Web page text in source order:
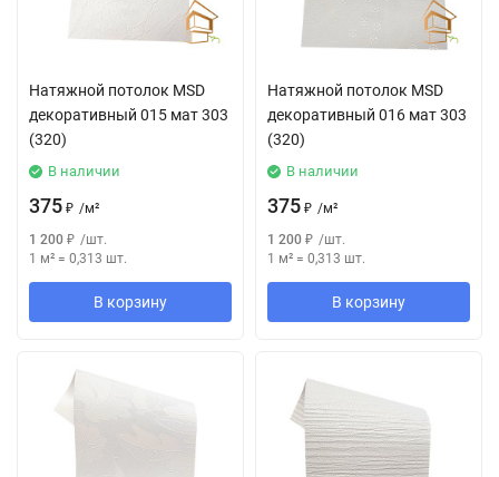
Натяжной потолок MSD
декоративный 015 мат 303
(320)
В наличии
375 ₽ /м²
1 200 ₽ /шт.
1 м² = 0,313 шт.
В корзину
Натяжной потолок MSD
декоративный 016 мат 303
(320)
В наличии
375 ₽ /м²
1 200 ₽ /шт.
1 м² = 0,313 шт.
В корзину